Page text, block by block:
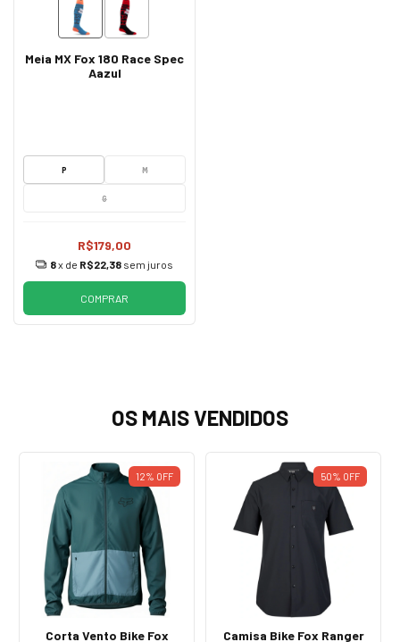
Meia MX Fox 180 Race Spec
Aazul
P M
G
R$179,00
8x de R$22,38 sem juros
COMPRAR
OS MAIS VENDIDOS
12% OFF
Corta Vento Bike Fox
50% OFF
Camisa Bike Fox Ranger